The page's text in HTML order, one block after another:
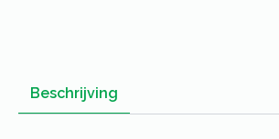
Beschrijving